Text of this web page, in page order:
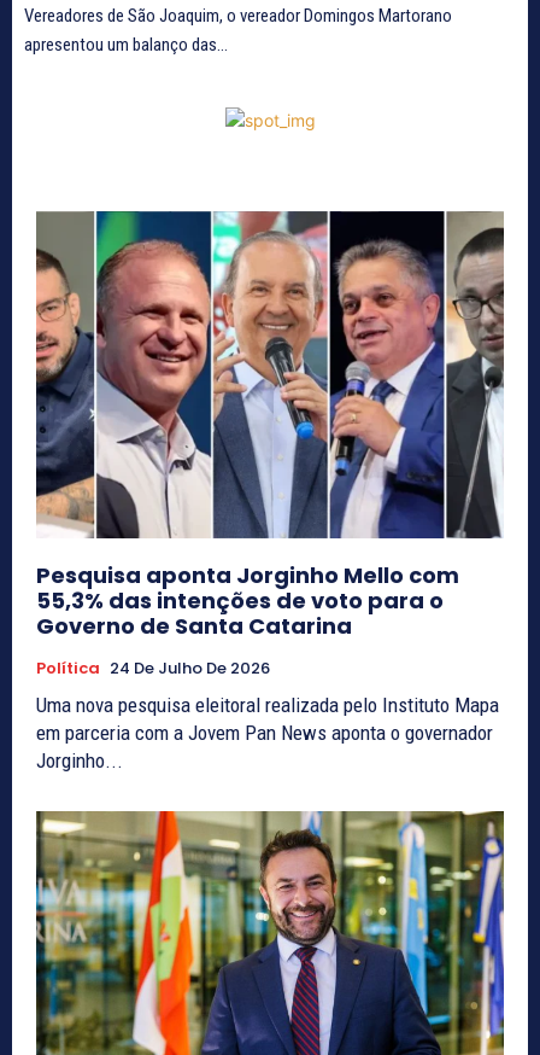
Vereadores de São Joaquim, o vereador Domingos Martorano
apresentou um balanço das...
Pesquisa aponta Jorginho Mello com
55,3% das intenções de voto para o
Governo de Santa Catarina
Política 24 De Julho De 2026
Uma nova pesquisa eleitoral realizada pelo Instituto Mapa
em parceria com a Jovem Pan News aponta o governador
Jorginho...